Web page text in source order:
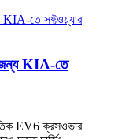
জন্য KIA-তে
EV6 ক্রসওভার